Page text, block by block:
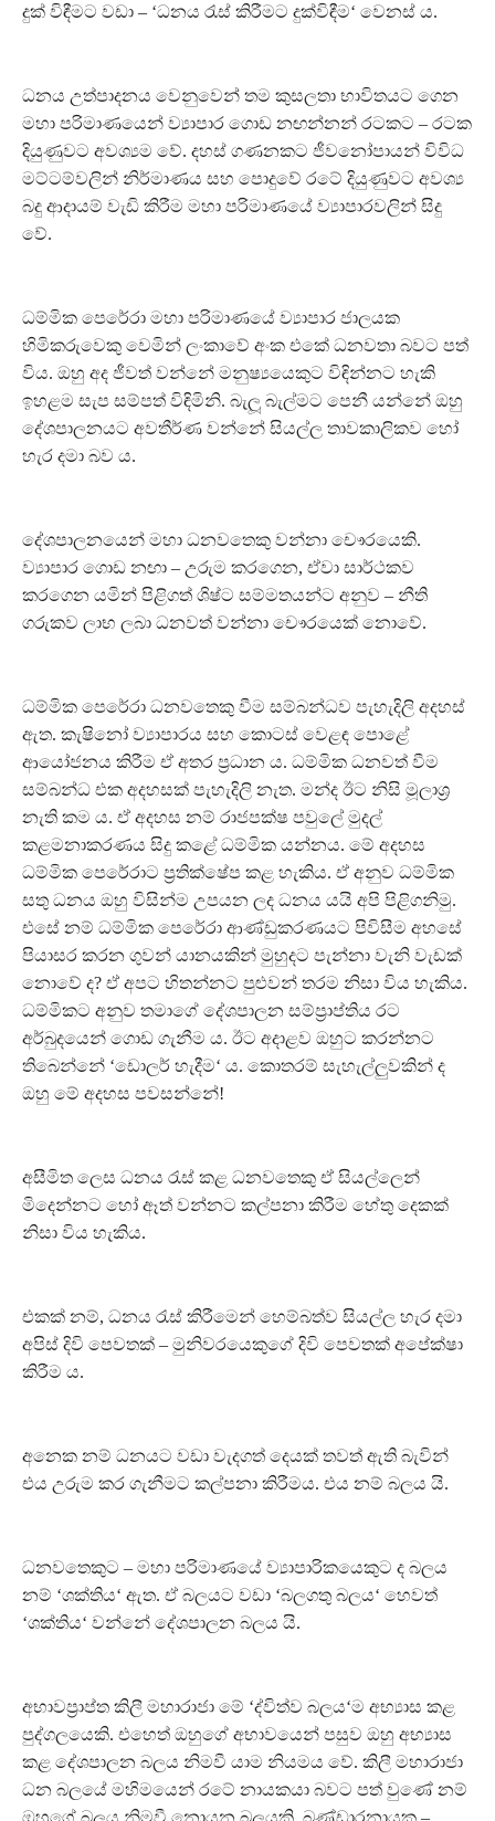
දුක් විඳීමට වඩා – ‘ධනය රැස් කිරීමට දුක්විඳීම‘ වෙනස් ය.
ධනය උත්පාදනය වෙනුවෙන් තම කුසලතා භාවිතයට ගෙන
මහා පරිමාණයෙන් ව්‍යාපාර ගොඩ නඟන්නන් රටකට – රටක
දියුණුවට අවශ්‍යම වේ. දහස් ගණනකට ජීවනෝපායන් විවිධ
මට්ටම්වලින් නිර්මාණය සහ පොදුවේ රටේ දියුණුවට අවශ්‍ය
බදු ආදායම් වැඩි කිරීම මහා පරිමාණයේ ව්‍යාපාරවලින් සිදු
වේ.
ධම්මික පෙරේරා මහා පරිමාණයේ ව්‍යාපාර ජාලයක
හිමිකරුවෙකු වෙමින් ලංකාවේ අංක එකේ ධනවතා බවට පත්
විය. ඔහු අද ජීවත් වන්නේ මනුෂ්‍යයෙකුට විඳින්නට හැකි
ඉහළම සැප සම්පත් විඳිමිනි. බැලූ බැල්මට පෙනී යන්නේ ඔහු
දේශපාලනයට අවතීර්ණ වන්නේ සියල්ල තාවකාලිකව හෝ
හැර දමා බව ය.
දේශපාලනයෙන් මහා ධනවතෙකු වන්නා චෞරයෙකි.
ව්‍යාපාර ගොඩ නඟා – උරුම කරගෙන, ඒවා සාර්ථකව
කරගෙන යමින් පිළිගත් ශිෂ්ට සම්මතයන්ට අනුව – නීති
ගරුකව ලාභ ලබා ධනවත් වන්නා චෞරයෙක් නොවේ.
ධම්මික පෙරේරා ධනවතෙකු වීම සම්බන්ධව පැහැදිලි අදහස්
ඇත. කැෂිනෝ ව්‍යාපාරය සහ කොටස් වෙළඳ පොළේ
ආයෝජනය කිරීම ඒ අතර ප්‍රධාන ය. ධම්මික ධනවත් වීම
සම්බන්ධ එක අදහසක් පැහැදිලි නැත. මන්ද ඊට නිසි මූලාශ්‍ර
නැති කම ය. ඒ අදහස නම් රාජපක්ෂ පවුලේ මුදල්
කළමනාකරණය සිදු කළේ ධම්මික යන්නය. මේ අදහස
ධම්මික පෙරේරාට ප්‍රතික්ෂේප කළ හැකිය. ඒ අනුව ධම්මික
සතු ධනය ඔහු විසින්ම උපයන ලද ධනය යයි අපි පිළිගනිමු.
එසේ නම් ධම්මික පෙරේරා ආණ්ඩුකරණයට පිවිසීම අහසේ
පියාසර කරන ගුවන් යානයකින් මුහුදට පැන්නා වැනි වැඩක්
නොවේ ද? ඒ අපට හිතන්නට පුළුවන් තරම නිසා විය හැකිය.
ධම්මිකට අනුව තමාගේ දේශපාලන සම්ප්‍රාප්තිය රට
අර්බුදයෙන් ගොඩ ගැනීම ය. ඊට අදාළව ඔහුට කරන්නට
තිබෙන්නේ ‘ඩොලර් හැදීම‘ ය. කොතරම් සැහැල්ලුවකින් ද
ඔහු මේ අදහස පවසන්නේ!
අසීමිත ලෙස ධනය රැස් කළ ධනවතෙකු ඒ සියල්ලෙන්
මිදෙන්නට හෝ ඈත් වන්නට කල්පනා කිරීම හේතු දෙකක්
නිසා විය හැකිය.
එකක් නම්, ධනය රැස් කිරීමෙන් හෙම්බත්ව සියල්ල හැර දමා
අපිස් දිවි පෙවතක් – මුනිවරයෙකුගේ දිවි පෙවතක් අපේක්ෂා
කිරීම ය.
අනෙක නම් ධනයට වඩා වැදගත් දෙයක් තවත් ඇති බැවින්
එය උරුම කර ගැනීමට කල්පනා කිරීමය. එය නම් බලය යි.
ධනවතෙකුට – මහා පරිමාණයේ ව්‍යාපාරිකයෙකුට ද බලය
නම් ‘ශක්තිය‘ ඇත. ඒ බලයට වඩා ‘බලගතු බලය‘ හෙවත්
‘ශක්තිය‘ වන්නේ දේශපාලන බලය යි.
අභාවප්‍රාප්ත කිලී මහාරාජා මේ ‘ද්විත්ව බලය‘ම අභ්‍යාස කළ
පුද්ගලයෙකි. එහෙත් ඔහුගේ අභාවයෙන් පසුව ඔහු අභ්‍යාස
කළ දේශපාලන බලය නිමවී යාම නියමය වේ. කිලී මහාරාජා
ධන බලයේ මහිමයෙන් රටේ නායකයා බවට පත් වුණේ නම්
ඔහුගේ බලය නිමවී නොයන බලයකි. බණ්ඩාරනායක –